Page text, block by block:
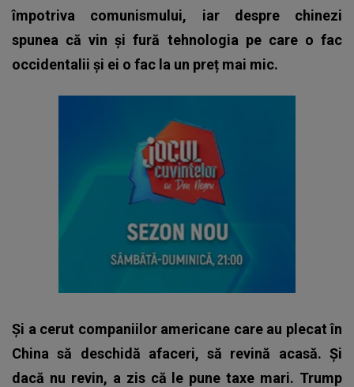
împotriva comunismului, iar despre chinezi
spunea că vin și fură tehnologia pe care o fac
occidentalii și ei o fac la un preț mai mic.
Și a cerut companiilor americane care au plecat în
China să deschidă afaceri, să revină acasă. Și
dacă nu revin, a zis că le pune taxe mari. Trump